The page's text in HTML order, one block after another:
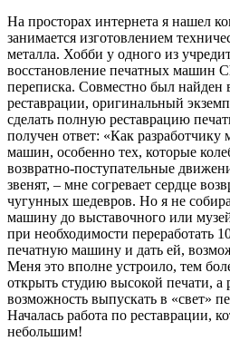
На просторах интернета я нашел
занимается изготовлением
металла. Хобби у одного из
восстановление печатных машин
переписка. Совместно был
реставрации, оригинальный
сделать полную реставрацию
получен ответ: «Как
машин, особенно тех, которые
возвратно-поступательные
звенят, – мне согревает сердце
чугунных шедевров. Но я не
машину до выставочного или
при необходимости переработать
печатную машину и дать ей,
Меня это вполне устроило, тем
открыть студию высокой печати, а
возможность выпускать в «свет»
Началась работа по реставрации,
небольшим!